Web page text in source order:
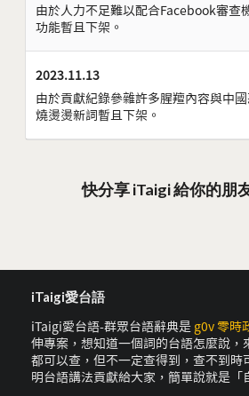
由於人力不足難以配合Facebook審查
功能暫且下架。
2023.11.13
由於貢獻紀錄參雜許多腥羶內容與中
燒燙燙新詞暫且下架。
快分享 iTaigi 給你的朋
iTaigi愛台語
iTaigi愛台語-群眾台語辭典是 g0v 零時
伸專案，想知道一個詞的台語怎麼說，
都可以查，但不一定查得到，查不到時
明台語講法貢獻給大家，簡單說就是「